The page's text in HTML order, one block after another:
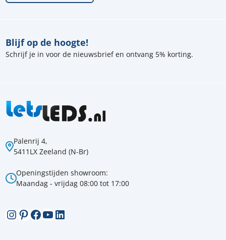
Palenrij 4,
5411LX Zeeland (N-Br)
Openingstijden showroom:
Maandag - vrijdag 08:00 tot 17:00
Instagram
Pinterest
Facebook
YouTube
LinkedIn
Blijf op de hoogte!
Schrijf je in voor de nieuwsbrief en ontvang 5% korting.